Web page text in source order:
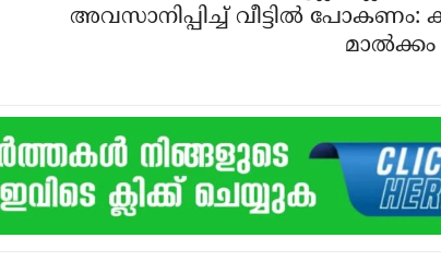
അവസാനിപ്പിച്ച് വീട്ടില്‍ പോകണം: